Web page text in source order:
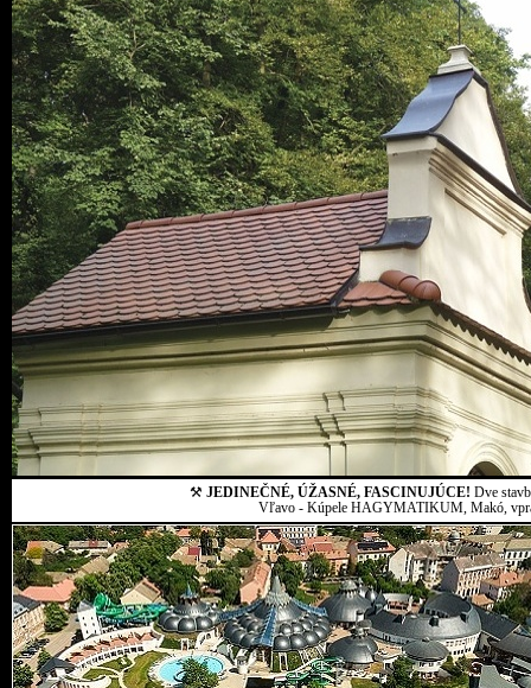
⚒ JEDINEČNÉ, ÚŽASNÉ, FASCINUJÚCE! Dve
Vľavo - Kúpele HAGYMATIKUM, Makó,